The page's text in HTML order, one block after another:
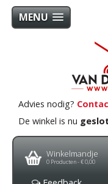
MENU
Advies nodig?
De winkel is nu
Winkelmandje
0 Producten -€ 0,00